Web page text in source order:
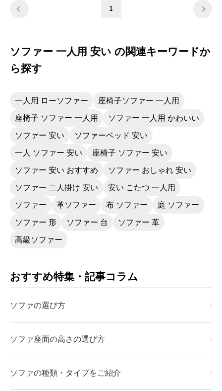
1
ソファー 一人用 安い の関連キーワードか
ら探す
一人用 ローソファー 座椅子ソファー 一人用
座椅子 ソファー 一人用 ソファー 一人用 かわいい
ソファー 安い ソファーベッド 安い
一人 ソファー 安い 座椅子 ソファー 安い
ソファー 安い おすすめ ソファー おしゃれ 安い
ソファー 二人掛け 安い 安い こたつ 一人用
ソファー 革ソファー 布 ソファー 庭 ソファー
ソファー 形 ソファー 台 ソファー 革
高級ソファー
おすすめ特集・記事コラム
ソファの選び方
ソファ座面の高さの選び方
ソファの種類・タイプをご紹介